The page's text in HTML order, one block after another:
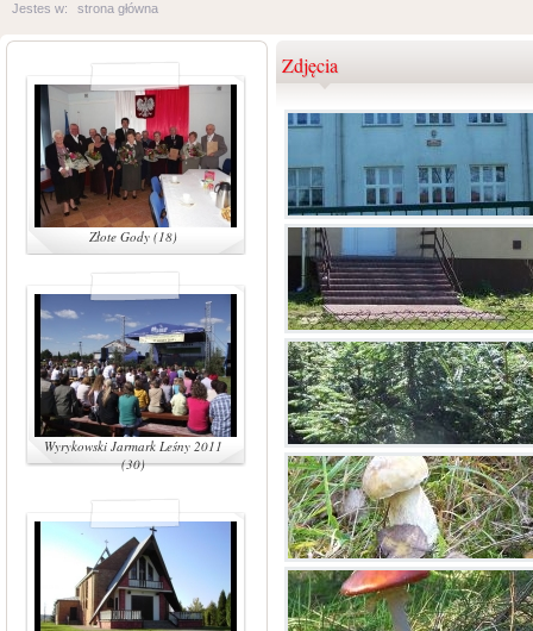
Jestes w: strona główna
Złote Gody (18)
Wyrykowski Jarmark Leśny 2011
(30)
Zdjęcia